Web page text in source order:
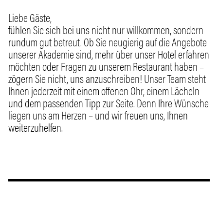
Liebe Gäste,
fühlen Sie sich bei uns nicht nur willkommen, sondern
rundum gut betreut. Ob Sie neugierig auf die Angebote
unserer Akademie sind, mehr über unser Hotel erfahren
möchten oder Fragen zu unserem Restaurant haben –
zögern Sie nicht, uns anzuschreiben! Unser Team steht
Ihnen jederzeit mit einem offenen Ohr, einem Lächeln
und dem passenden Tipp zur Seite. Denn Ihre Wünsche
liegen uns am Herzen – und wir freuen uns, Ihnen
weiterzuhelfen.